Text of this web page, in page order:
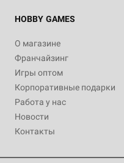
HOBBY GAMES
О магазине
Франчайзинг
Игры оптом
Корпоративные подарки
Работа у нас
Новости
Контакты